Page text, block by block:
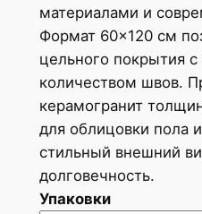
материалами и
Формат 60×120 см
цельного покрытия
количеством швов.
керамогранит
для облицовки пола
стильный внешний
долговечность.
Упаковки